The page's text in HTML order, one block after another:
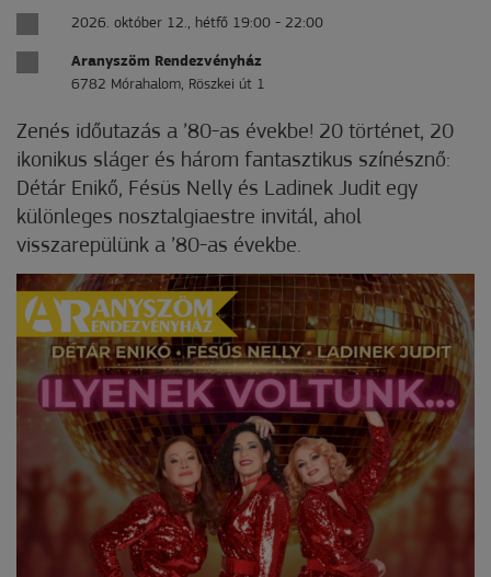
2026. október 12., hétfő 19:00 - 22:00
Aranyszöm Rendezvényház
6782 Mórahalom, Röszkei út 1
Zenés időutazás a ’80-as évekbe! 20 történet, 20
ikonikus sláger és három fantasztikus színésznő:
Détár Enikő, Fésüs Nelly és Ladinek Judit egy
különleges nosztalgiaestre invitál, ahol
visszarepülünk a ’80-as évekbe.